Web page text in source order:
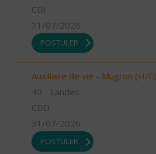
CDI
31/07/2026
POSTULER
Auxiliaire de vie - Mugron (H/F)
40 - Landes
CDD
31/07/2026
POSTULER